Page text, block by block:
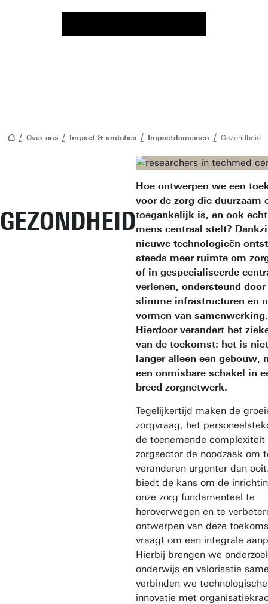
Over ons Impact & ambities Impactdomeinen Gezondheid
GEZONDHEID
Hoe ontwerpen we een
voor de zorg die duurzaam
toegankelijk is, en ook
mens centraal stelt?
nieuwe technologieën
steeds meer ruimte om
of in gespecialiseerde
verlenen, ondersteund door
slimme infrastructuren en
vormen van samenwerking.
Hierdoor verandert het
van de toekomst: het is niet
langer alleen een gebouw,
een onmisbare schakel in
breed zorgnetwerk.
Tegelijkertijd maken de
zorgvraag, het
de toenemende complexiteit
zorgsector de noodzaak om
veranderen urgenter dan
biedt de kans om de
onze zorg fundamenteel te
heroverwegen en te
ontwerpen van deze
vraagt om een integrale
Hierbij brengen we
onderwijs en valorisatie
verbinden we technologische
innovatie met